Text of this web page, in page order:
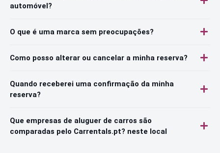
automóvel?
O que é uma marca sem preocupações?
Como posso alterar ou cancelar a minha reserva?
Quando receberei uma confirmação da minha
reserva?
Que empresas de aluguer de carros são
comparadas pelo Carrentals.pt? neste local